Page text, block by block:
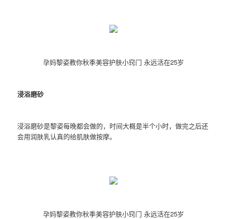
孕妈黎姿教你秋季美容护肤小窍门 永远活在25岁
浸浴磨砂
浸浴磨砂是黎姿每晚都会做的，时间大概是半个小时，做完之后还
会用润肤乳认真的给肌肤做按摩。
孕妈黎姿教你秋季美容护肤小窍门 永远活在25岁